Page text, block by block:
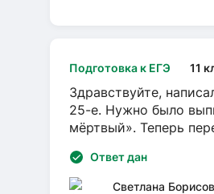
Подготовка к ЕГЭ 11
Здравствуйте,
25-е. Нужно было
мёртвый». Теперь
Ответ дан
Светлана